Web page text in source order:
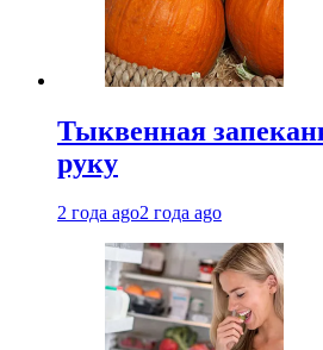
Тыквенная
руку
2 года ago2 года ago